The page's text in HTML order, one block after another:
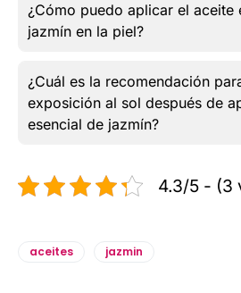
¿Cómo puedo aplicar el aceite
jazmín en la piel?
¿Cuál es la recomendación
exposición al sol después de
esencial de jazmín?
4.3/5 - (3
aceites jazmin